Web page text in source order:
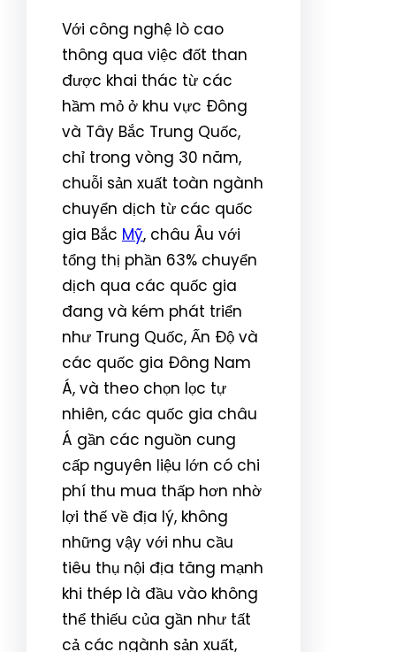
Với công nghệ lò cao
thông qua việc đốt than
được khai thác từ các
hầm mỏ ở khu vực Đông
và Tây Bắc Trung Quốc,
chỉ trong vòng 30 năm,
chuỗi sản xuất toàn ngành
chuyển dịch từ các quốc
gia Bắc Mỹ, châu Âu với
tổng thị phần 63% chuyển
dịch qua các quốc gia
đang và kém phát triển
như Trung Quốc, Ấn Độ và
các quốc gia Đông Nam
Á, và theo chọn lọc tự
nhiên, các quốc gia châu
Á gần các nguồn cung
cấp nguyên liệu lớn có chi
phí thu mua thấp hơn nhờ
lợi thế về địa lý, không
những vậy với nhu cầu
tiêu thụ nội địa tăng mạnh
khi thép là đầu vào không
thể thiếu của gần như tất
cả các ngành sản xuất,